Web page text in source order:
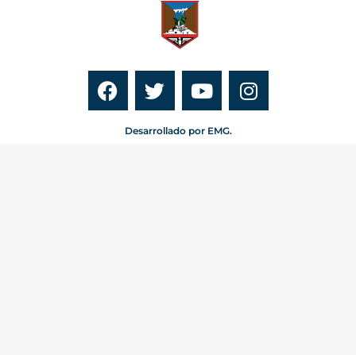
Desarrollado por EMG.